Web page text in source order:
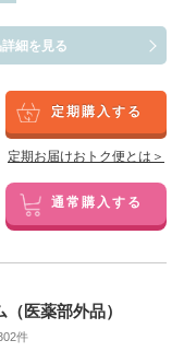
詳細を見る
定期購入する
定期お届けおトク便とは＞
通常購入する
医薬部外品）
件